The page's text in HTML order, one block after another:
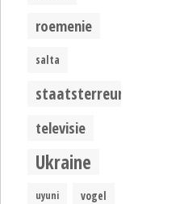
roemenie
salta
staatsterreur
televisie
Ukraine
uyuni vogel